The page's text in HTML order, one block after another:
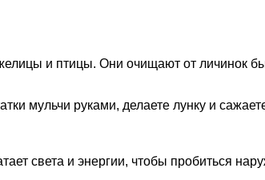
и птицы. Они очищают от личинок
мульчи руками, делаете лунку и
света и энергии, чтобы пробиться